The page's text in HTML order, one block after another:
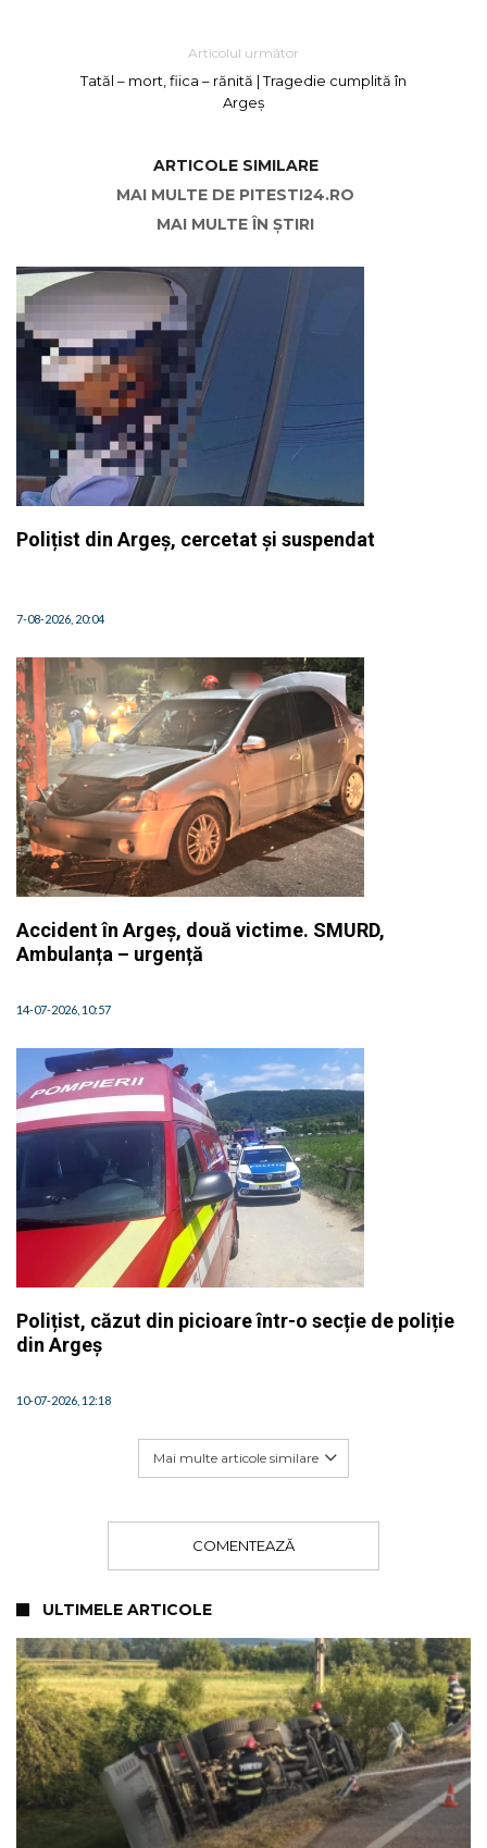
Articolul următor
Tatăl – mort, fiica – rănită | Tragedie cumplită în
Argeș
ARTICOLE SIMILARE
MAI MULTE DE PITESTI24.RO
MAI MULTE ÎN ȘTIRI
Polițist din Argeș, cercetat și suspendat
7-08-2026, 20:04
Accident în Argeș, două victime. SMURD,
Ambulanța – urgență
14-07-2026, 10:57
Polițist, căzut din picioare într-o secție de poliție
din Argeș
10-07-2026, 12:18
Mai multe articole similare
COMENTEAZĂ
ULTIMELE ARTICOLE